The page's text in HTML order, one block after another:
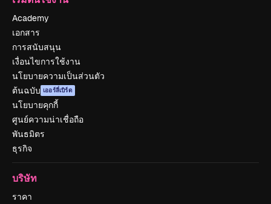
Academy
เอกสาร
การสนับสนุน
เงื่อนไขการใช้งาน
นโยบายความเป็นส่วนตัว
ต้นฉบับ เออร์ลี่เบิร์ด
นโยบายคุกกี้
ศูนย์ความน่าเชื่อถือ
พันธมิตร
ธุรกิจ
บริษัท
ราคา